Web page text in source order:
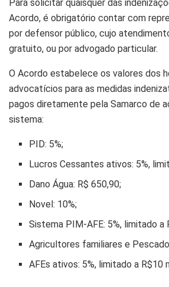
Para solicitar quaisquer das
Acordo, é obrigatório contar com
por defensor público, cujo
gratuito, ou por advogado particular.
O Acordo estabelece os valores dos
advocatícios para as medidas
pagos diretamente pela Samarco de
sistema:
PID: 5%;
Lucros Cessantes ativos: 5%,
Dano Água: R$ 650,90;
Novel: 10%;
Sistema PIM-AFE: 5%, limitado a
Agricultores familiares e
AFEs ativos: 5%, limitado a R$10